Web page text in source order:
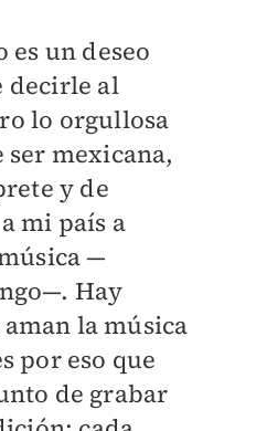
es un deseo
decirle al
lo orgullosa
ser mexicana,
y de
mi país a
—
Hay
la música
por eso que
de grabar